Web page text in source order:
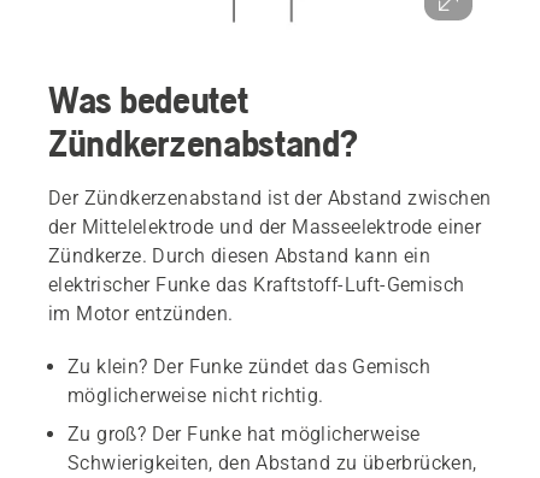
Was bedeutet
Zündkerzenabstand?
Der Zündkerzenabstand ist der Abstand zwischen
der Mittelelektrode und der Masseelektrode einer
Zündkerze. Durch diesen Abstand kann ein
elektrischer Funke das Kraftstoff-Luft-Gemisch
im Motor entzünden.
Zu klein? Der Funke zündet das Gemisch
möglicherweise nicht richtig.
Zu groß? Der Funke hat möglicherweise
Schwierigkeiten, den Abstand zu überbrücken,